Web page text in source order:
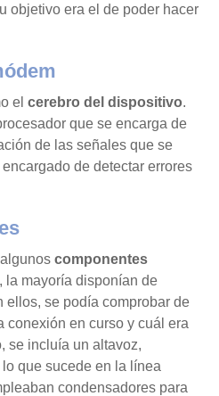
objetivo era el de poder hacer
el cerebro del dispositivo.
que se encarga de
de las señales que se
de detectar errores
componentes
la mayoría disponían de
ellos, se podía comprobar de
conexión en curso y cuál era
se incluía un altavoz,
que sucede en la línea
condensadores para